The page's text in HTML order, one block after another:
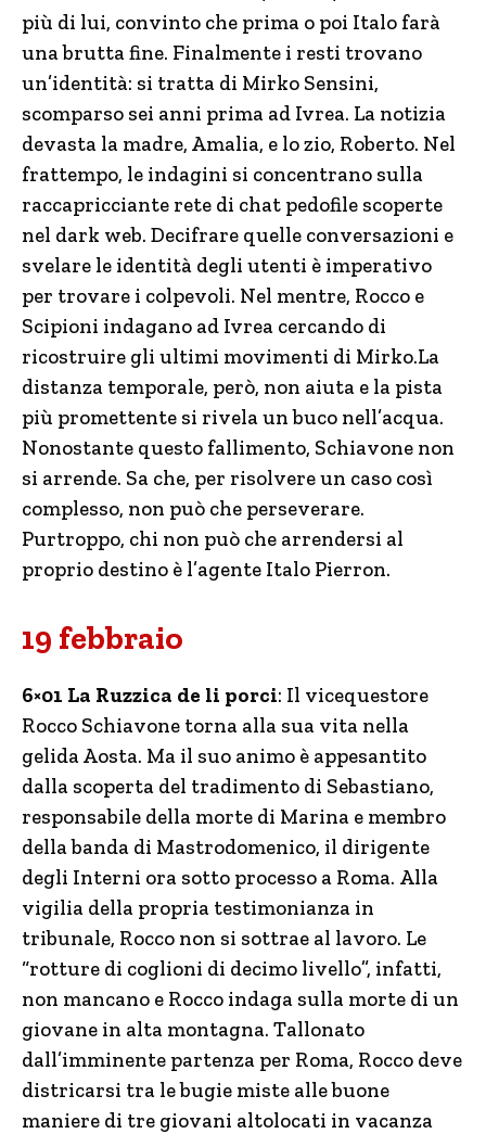
più di lui, convinto che prima o poi Italo farà
una brutta fine. Finalmente i resti trovano
un’identità: si tratta di Mirko Sensini,
scomparso sei anni prima ad Ivrea. La notizia
devasta la madre, Amalia, e lo zio, Roberto. Nel
frattempo, le indagini si concentrano sulla
raccapricciante rete di chat pedofile scoperte
nel dark web. Decifrare quelle conversazioni e
svelare le identità degli utenti è imperativo
per trovare i colpevoli. Nel mentre, Rocco e
Scipioni indagano ad Ivrea cercando di
ricostruire gli ultimi movimenti di Mirko.La
distanza temporale, però, non aiuta e la pista
più promettente si rivela un buco nell’acqua.
Nonostante questo fallimento, Schiavone non
si arrende. Sa che, per risolvere un caso così
complesso, non può che perseverare.
Purtroppo, chi non può che arrendersi al
proprio destino è l’agente Italo Pierron.
19 febbraio
6×01 La Ruzzica de li porci: Il vicequestore
Rocco Schiavone torna alla sua vita nella
gelida Aosta. Ma il suo animo è appesantito
dalla scoperta del tradimento di Sebastiano,
responsabile della morte di Marina e membro
della banda di Mastrodomenico, il dirigente
degli Interni ora sotto processo a Roma. Alla
vigilia della propria testimonianza in
tribunale, Rocco non si sottrae al lavoro. Le
“rotture di coglioni di decimo livello”, infatti,
non mancano e Rocco indaga sulla morte di un
giovane in alta montagna. Tallonato
dall’imminente partenza per Roma, Rocco deve
districarsi tra le bugie miste alle buone
maniere di tre giovani altolocati in vacanza